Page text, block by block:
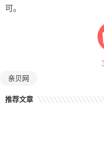
可。
亲贝网
推荐文章